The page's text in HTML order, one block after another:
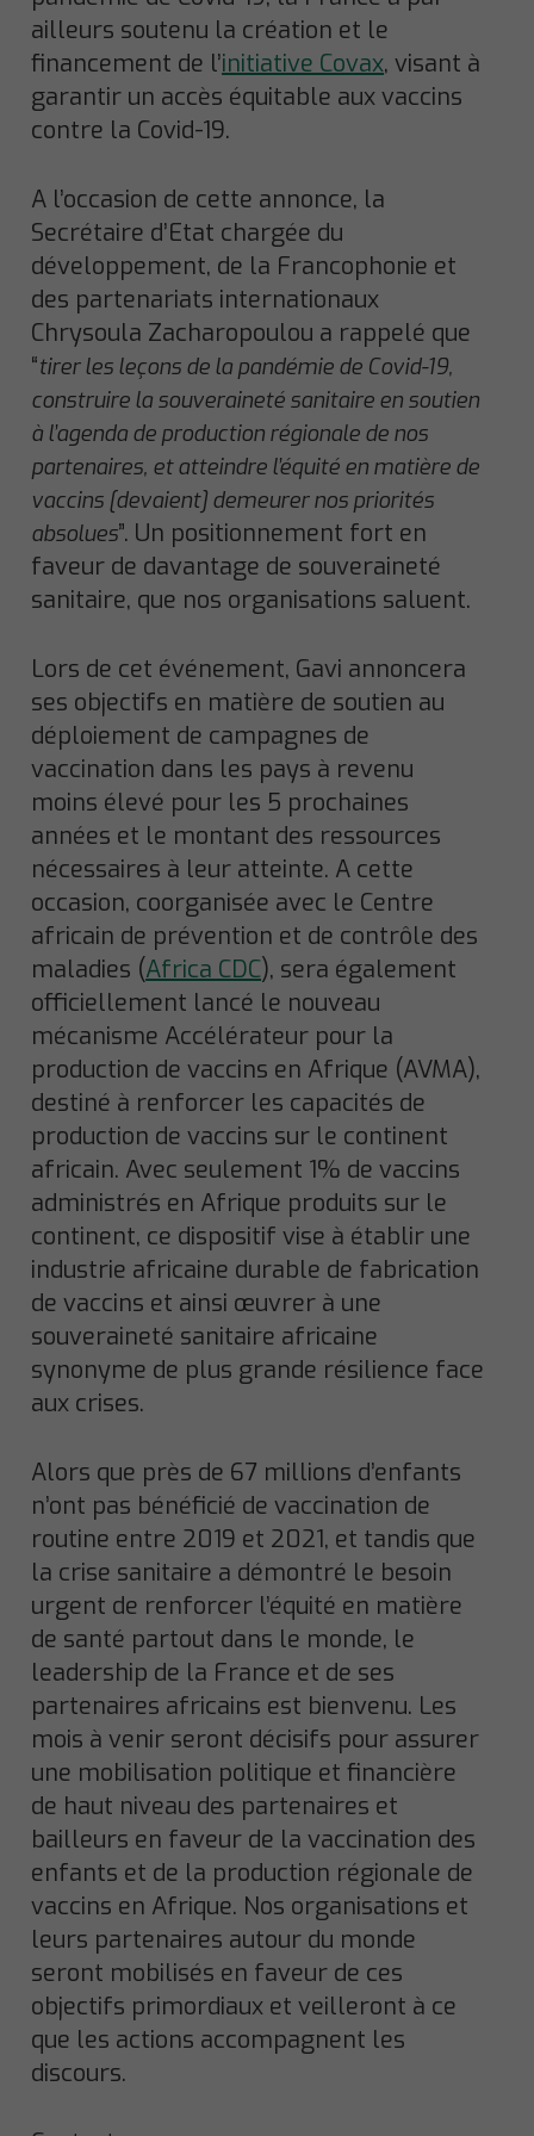
ailleurs soutenu la création et le
financement de l’initiative Covax, visant à
garantir un accès équitable aux vaccins
contre la Covid-19.
A l’occasion de cette annonce, la
Secrétaire d’Etat chargée du
développement, de la Francophonie et
des partenariats internationaux
Chrysoula Zacharopoulou a rappelé que
“tirer les leçons de la pandémie de Covid-19,
construire la souveraineté sanitaire en soutien
à l’agenda de production régionale de nos
partenaires, et atteindre l’équité en matière de
vaccins [devaient] demeurer nos priorités
absolues”. Un positionnement fort en
faveur de davantage de souveraineté
sanitaire, que nos organisations saluent.
Lors de cet événement, Gavi annoncera
ses objectifs en matière de soutien au
déploiement de campagnes de
vaccination dans les pays à revenu
moins élevé pour les 5 prochaines
années et le montant des ressources
nécessaires à leur atteinte. A cette
occasion, coorganisée avec le Centre
africain de prévention et de contrôle des
maladies (Africa CDC), sera également
officiellement lancé le nouveau
mécanisme Accélérateur pour la
production de vaccins en Afrique (AVMA),
destiné à renforcer les capacités de
production de vaccins sur le continent
africain. Avec seulement 1% de vaccins
administrés en Afrique produits sur le
continent, ce dispositif vise à établir une
industrie africaine durable de fabrication
de vaccins et ainsi œuvrer à une
souveraineté sanitaire africaine
synonyme de plus grande résilience face
aux crises.
Alors que près de 67 millions d’enfants
n’ont pas bénéficié de vaccination de
routine entre 2019 et 2021, et tandis que
la crise sanitaire a démontré le besoin
urgent de renforcer l’équité en matière
de santé partout dans le monde, le
leadership de la France et de ses
partenaires africains est bienvenu. Les
mois à venir seront décisifs pour assurer
une mobilisation politique et financière
de haut niveau des partenaires et
bailleurs en faveur de la vaccination des
enfants et de la production régionale de
vaccins en Afrique. Nos organisations et
leurs partenaires autour du monde
seront mobilisés en faveur de ces
objectifs primordiaux et veilleront à ce
que les actions accompagnent les
discours.